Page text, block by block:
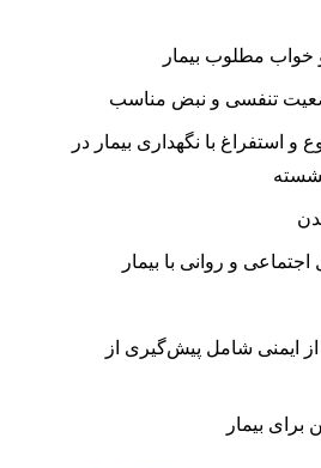
مطلوب بیمار
تنفسی و نبض مناسب
و استفراغ با نگهداری بیمار در
و روانی با بیمار
ایمنی شامل پیش‌گیری از
برای بیمار